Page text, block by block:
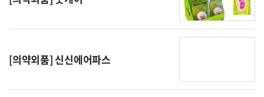
[의약외품] 신신에어파스